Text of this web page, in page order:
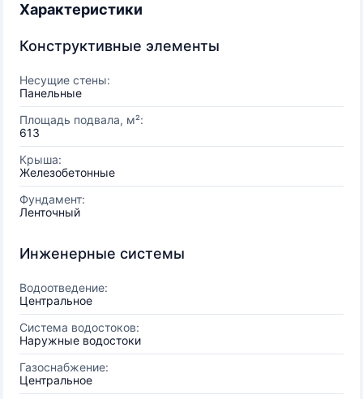
Характеристики
Конструктивные элементы
Несущие стены:
Панельные
Площадь подвала, м²:
613
Крыша:
Железобетонные
Фундамент:
Ленточный
Инженерные системы
Водоотведение:
Центральное
Система водостоков:
Наружные водостоки
Газоснабжение:
Центральное